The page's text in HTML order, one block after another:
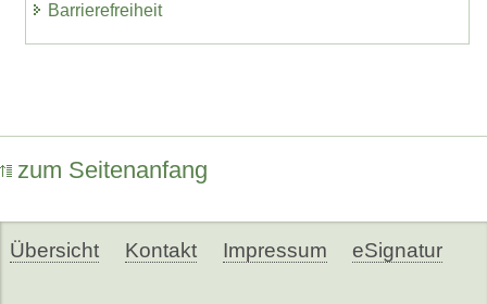
Barrierefreiheit
zum Seitenanfang
Übersicht Kontakt Impressum eSignatur